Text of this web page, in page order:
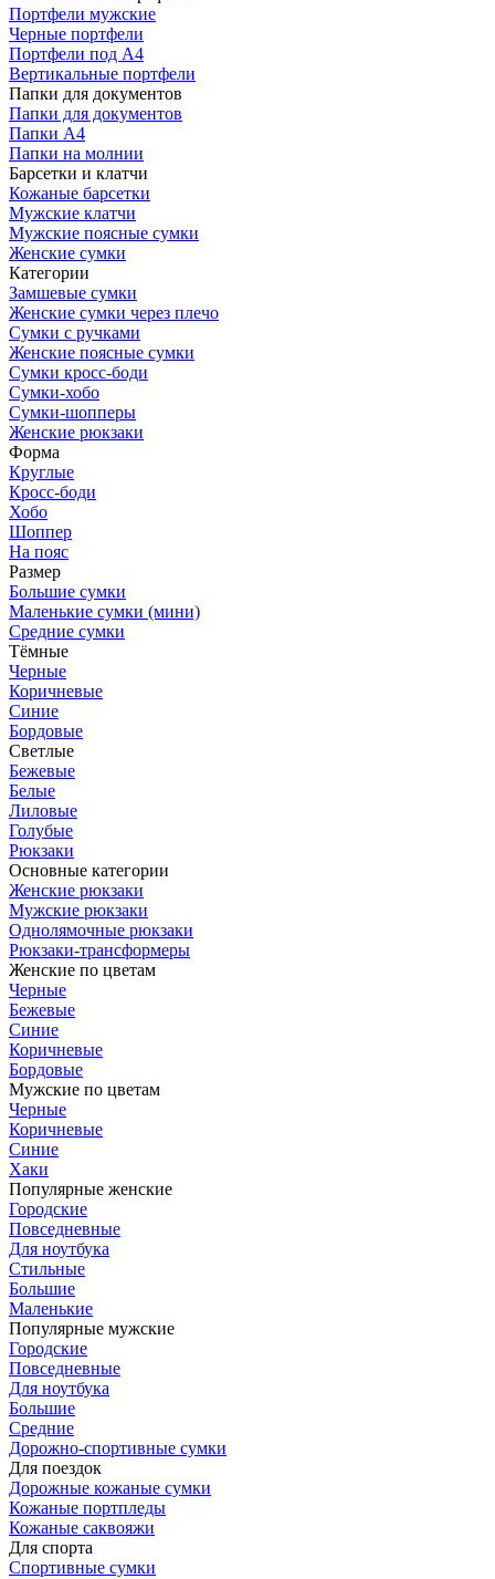
Портфели мужские
Черные портфели
Портфели под А4
Вертикальные портфели
Папки для документов
Папки для документов
Папки А4
Папки на молнии
Барсетки и клатчи
Кожаные барсетки
Мужские клатчи
Мужские поясные сумки
Женские сумки
Категории
Замшевые сумки
Женские сумки через плечо
Сумки с ручками
Женские поясные сумки
Сумки кросс-боди
Сумки-хобо
Сумки-шопперы
Женские рюкзаки
Форма
Круглые
Кросс-боди
Хобо
Шоппер
На пояс
Размер
Большие сумки
Маленькие сумки (мини)
Средние сумки
Тёмные
Черные
Коричневые
Синие
Бордовые
Светлые
Бежевые
Белые
Лиловые
Голубые
Рюкзаки
Основные категории
Женские рюкзаки
Мужские рюкзаки
Однолямочные рюкзаки
Рюкзаки-трансформеры
Женские по цветам
Черные
Бежевые
Синие
Коричневые
Бордовые
Мужские по цветам
Черные
Коричневые
Синие
Хаки
Популярные женские
Городские
Повседневные
Для ноутбука
Стильные
Большие
Маленькие
Популярные мужские
Городские
Повседневные
Для ноутбука
Большие
Средние
Дорожно-спортивные сумки
Для поездок
Дорожные кожаные сумки
Кожаные портпледы
Кожаные саквояжи
Для спорта
Спортивные сумки